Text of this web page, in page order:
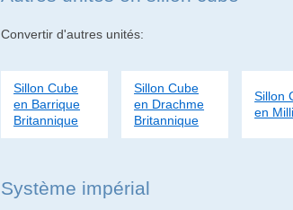
Convertir d'autres unités:
Sillon Cube
en Barrique
Britannique
Sillon Cube
en Drachme
Britannique
Sillon
en
Système impérial